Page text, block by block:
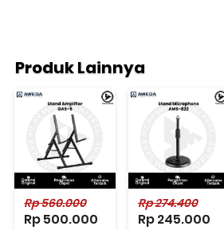
Produk Lainnya
Rp 560.000
Rp 500.000
Rp 274.400
Rp 245.000